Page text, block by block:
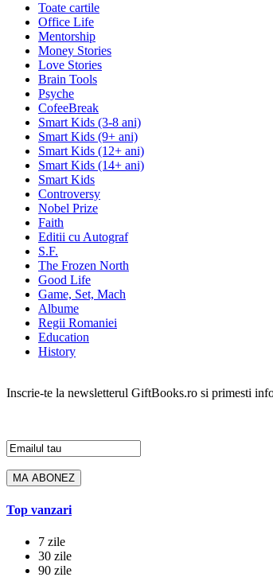
Toate cartile
Office Life
Mentorship
Money Stories
Love Stories
Brain Tools
Psyche
CofeeBreak
Smart Kids (3-8 ani)
Smart Kids (9+ ani)
Smart Kids (12+ ani)
Smart Kids (14+ ani)
Smart Kids
Controversy
Nobel Prize
Faith
Editii cu Autograf
S.F.
The Frozen North
Good Life
Game, Set, Mach
Albume
Regii Romaniei
Education
History
Inscrie-te la newsletterul GiftBooks.ro si primesti
Top vanzari
7 zile
30 zile
90 zile